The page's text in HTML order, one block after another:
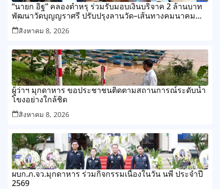
“นายก อิฐ” คลองตำหรุ ร่วมรับมอบเงินบริจาค 2 ล้านบาท
พัฒนาวัดบุญญราศรี ปรับปรุงลานวัด–เส้นทางคมนาคม
เพื่อประโยชน์ของชุมชน
สิงหาคม 8, 2026
ผู้ว่าฯ มุกดาหาร ขอประชาชนติดตามสถานการณ์ระดับน้ำ
โขงอย่างใกล้ชิด
สิงหาคม 8, 2026
ผบก.ภ.จว.มุกดาหาร ร่วมกิจกรรมเนื่องในวัน นพี ประจำปี
2569